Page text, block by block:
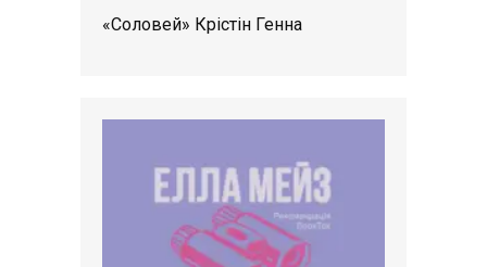
«Соловей» Крістін Генна